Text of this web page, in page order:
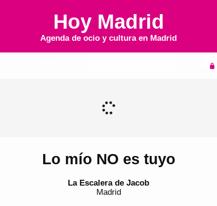
Hoy Madrid
Agenda de ocio y cultura en Madrid
Lo mío NO es tuyo
La Escalera de Jacob
Madrid